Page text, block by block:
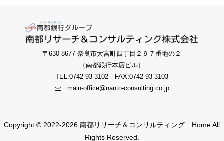
〒630-8677 奈良市大宮町四丁目２９７番地の２
（南都銀行本店ビル）
TEL:0742-93-3102 FAX:0742-93-3103
: main-office@nanto-consulting.co.jp
Copyright © 2022-2026 南都リサーチ＆コンサルティング Home All
Rights Reserved.